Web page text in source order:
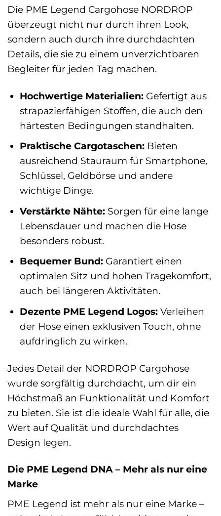
Die PME Legend Cargohose NORDROP
überzeugt nicht nur durch ihren Look,
sondern auch durch ihre durchdachten
Details, die sie zu einem unverzichtbaren
Begleiter für jeden Tag machen.
Hochwertige Materialien:Gefertigt aus
strapazierfähigen Stoffen, die auch den
härtesten Bedingungen standhalten.
Praktische Cargotaschen:Bieten
ausreichend Stauraum für Smartphone,
Schlüssel, Geldbörse und andere
wichtige Dinge.
Verstärkte Nähte:Sorgen für eine lange
Lebensdauer und machen die Hose
besonders robust.
Bequemer Bund:Garantiert einen
optimalen Sitz und hohen Tragekomfort,
auch bei längeren Aktivitäten.
Dezente PME Legend Logos:Verleihen
der Hose einen exklusiven Touch, ohne
aufdringlich zu wirken.
Jedes Detail der NORDROP Cargohose
wurde sorgfältig durchdacht, um dir ein
Höchstmaß an Funktionalität und Komfort
zu bieten. Sie ist die ideale Wahl für alle, die
Wert auf Qualität und durchdachtes
Design legen.
Die PME Legend DNA – Mehr als nur eine
Marke
PME Legend ist mehr als nur eine Marke –